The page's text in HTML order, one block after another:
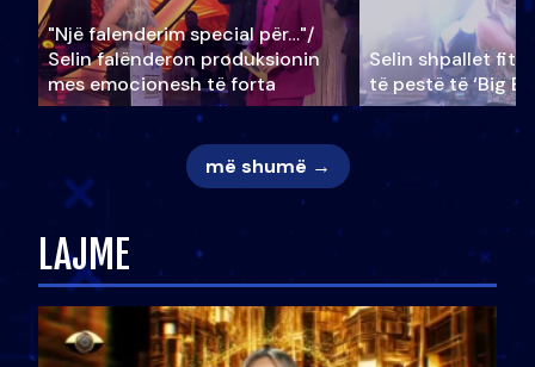
"Një falenderim special për…"/
Selin falënderon produksionin
mes emocionesh të forta
Selin shpallet
të pestë të ‘Big
më shumë →
LAJME